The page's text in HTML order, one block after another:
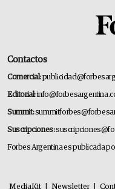
Contactos
Comercial:
Editorial:
Summit:
Suscripciones:
Forbes Argentina es publicada
MediaKit Newsletter